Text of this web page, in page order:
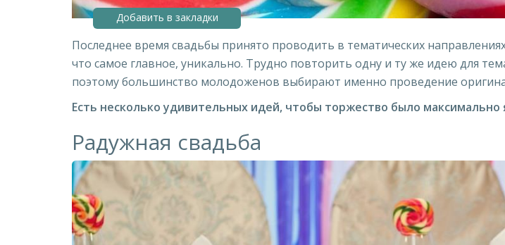
Добавить в закладки
Последнее время свадьбы принято проводить в тематических
что самое главное, уникально. Трудно повторить одну и ту же идею для
поэтому большинство молодоженов выбирают именно проведение
Есть несколько удивительных идей, чтобы торжество было максимально
Радужная свадьба